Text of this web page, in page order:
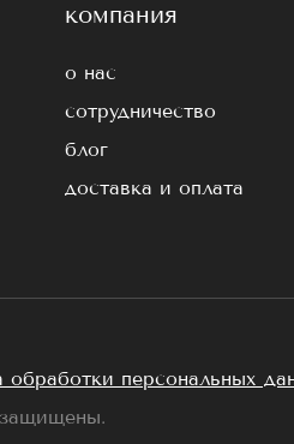
компания
о нас
сотрудничество
блог
доставка и оплата
обработки персональных